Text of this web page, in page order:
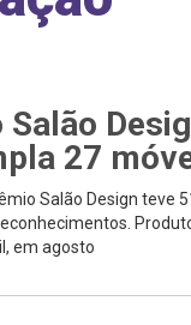
Salão
27
Salão Design teve
em agosto